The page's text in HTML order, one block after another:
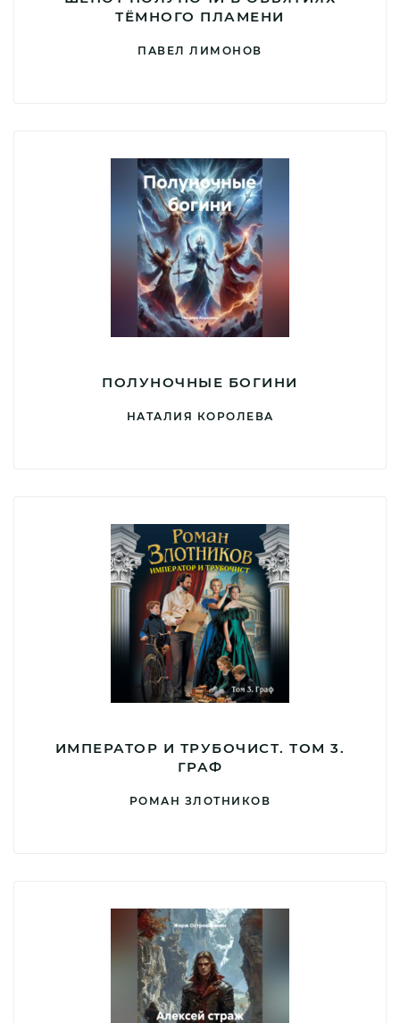
ТЁМНОГО ПЛАМЕНИ
ПАВЕЛ ЛИМОНОВ
ПОЛУНОЧНЫЕ БОГИНИ
НАТАЛИЯ КОРОЛЕВА
ИМПЕРАТОР И ТРУБОЧИСТ. ТОМ 3.
ГРАФ
РОМАН ЗЛОТНИКОВ